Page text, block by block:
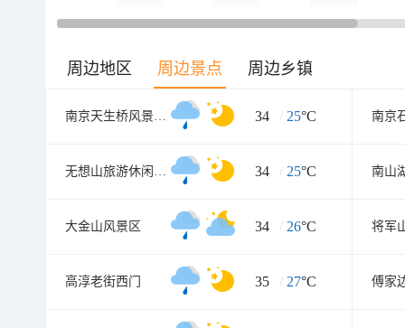
周边地区 周边景点 周边乡镇
南京天生桥风景名胜区 34 / 25°C
无想山旅游休闲度假区 34 / 25°C 南山
大金山风景区 34 / 26°C 将军
高淳老街西门 35 / 27°C 傅家